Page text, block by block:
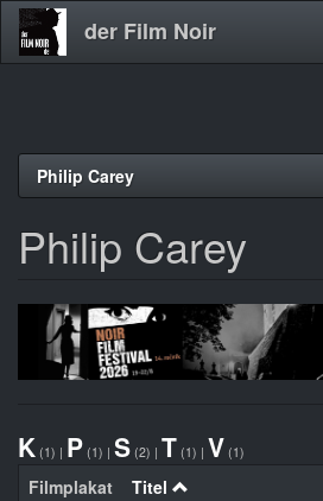
Direkt
der Film Noir
Philip Carey
Philip Carey
K (1) | P (1) | S (2) | T (1) | V (1)
Filmplakat Titel